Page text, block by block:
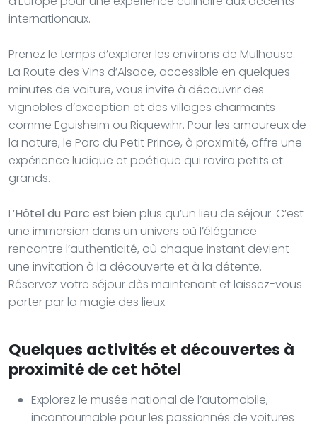
internationaux.
Prenez le temps d’explorer les environs de Mulhouse.
La Route des Vins d’Alsace, accessible en quelques
minutes de voiture, vous invite à découvrir des
vignobles d’exception et des villages charmants
comme Eguisheim ou Riquewihr. Pour les amoureux de
la nature, le Parc du Petit Prince, à proximité, offre une
expérience ludique et poétique qui ravira petits et
grands.
L’Hôtel du Parc est bien plus qu’un lieu de séjour. C’est
une immersion dans un univers où l’élégance
rencontre l’authenticité, où chaque instant devient
une invitation à la découverte et à la détente.
Réservez votre séjour dès maintenant et laissez-vous
porter par la magie des lieux.
Quelques activités et découvertes à
proximité de cet hôtel
Explorez le musée national de l’automobile,
incontournable pour les passionnés de voitures